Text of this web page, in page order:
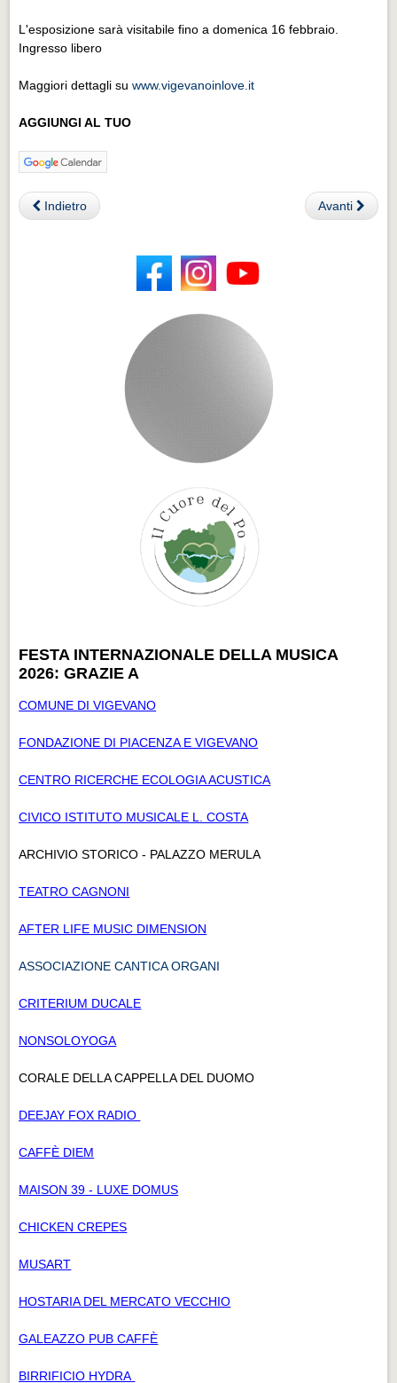
L'esposizione sarà visitabile fino a domenica 16 febbraio.
Ingresso libero
Maggiori dettagli suwww.vigevanoinlove.it
AGGIUNGI AL TUO
Indietro Avanti
FESTA INTERNAZIONALE DELLA MUSICA
2026: GRAZIE A
COMUNE DI VIGEVANO
FONDAZIONE DI PIACENZA E VIGEVANO
CENTRO RICERCHE ECOLOGIA ACUSTICA
CIVICO ISTITUTO MUSICALE L. COSTA
ARCHIVIO STORICO - PALAZZO MERULA
TEATRO CAGNONI
AFTER LIFE MUSIC DIMENSION
ASSOCIAZIONE CANTICA ORGANI
CRITERIUM DUCALE
NONSOLOYOGA
CORALE DELLA CAPPELLA DEL DUOMO
DEEJAY FOX RADIO
CAFFÈ DIEM
MAISON 39 - LUXE DOMUS
CHICKEN CREPES
MUSART
HOSTARIA DEL MERCATO VECCHIO
GALEAZZO PUB CAFFÈ
BIRRIFICIO HYDRA